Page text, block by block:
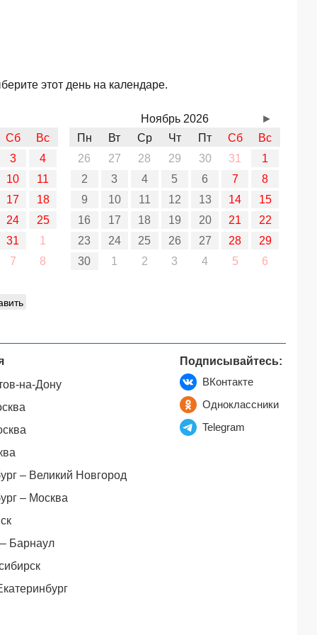
этот день на календаре.
Сб
Вс
3
4
10
11
17
18
24
25
31
1
7
8
Ноябрь 2026
Пн
Вт Ср Чт Пт Сб
Вс
26
27 28 29 30 31
1
2
3 4 5 6 7
8
9
10 11 12 13 14
15
16
17 18 19 20 21
22
23
24 25 26 27 28
29
30
1 2 3 4 5 6
►
на-Дону
– Великий Новгород
– Москва
Барнаул
Подписывайтесь:
ВКонтакте
Одноклассники
Telegram